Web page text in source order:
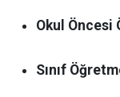
Okul Öncesi
Sınıf